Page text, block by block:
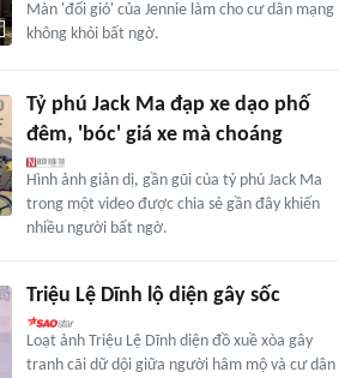
Màn 'đổi gió' của Jennie làm cho cư dân mạng
không khỏi bất ngờ.
Tỷ phú Jack Ma đạp xe dạo phố
đêm, 'bóc' giá xe mà choáng
Hình ảnh giản dị, gần gũi của tỷ phú Jack Ma
trong một video được chia sẻ gần đây khiến
nhiều người bất ngờ.
Triệu Lệ Dĩnh lộ diện gây sốc
Loạt ảnh Triệu Lệ Dĩnh diện đồ xuề xòa gây
tranh cãi dữ dội giữa người hâm mộ và cư dân